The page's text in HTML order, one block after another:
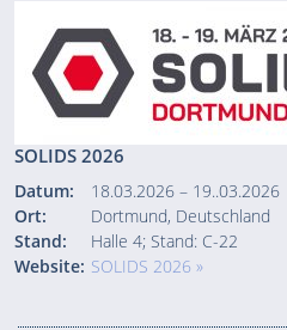
SOLIDS 2026
Datum:
18.03.2026 – 19..03.2026
Ort:
Dortmund, Deutschland
Stand:
Halle 4; Stand: C-22
Website: SOLIDS 2026 »